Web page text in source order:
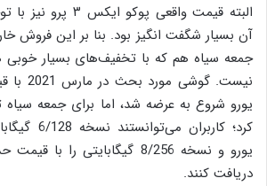
البته قیمت واقعی
آن بسیار شگفت انگیز بود. بنا بر این فروش
جمعه سیاه هم که با تخفیف‌های بسیار خوبی
یورو شروع به عرضه شد، اما برای جمعه
دریافت کنند.